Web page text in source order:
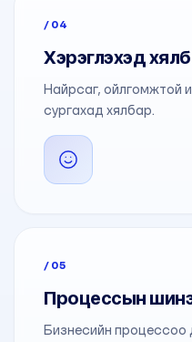
/04
Хэрэглэхэд
Найрсаг, ойлгомжтой
сургахад хялбар.
/05
Процессын
Бизнесийн процессоо